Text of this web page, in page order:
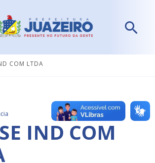
COM LTDA
IND COM